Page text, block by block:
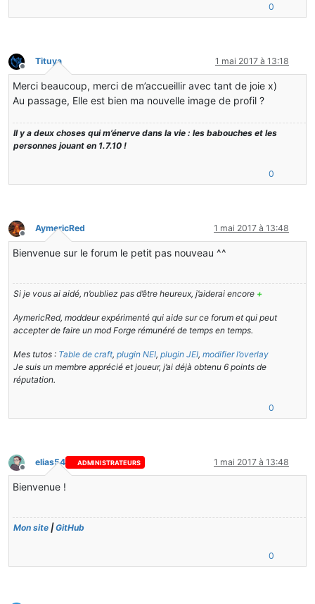
0
Hors-ligne
Tituya 1 mai 2017 à 13:18
Merci beaucoup, merci de m’accueillir avec tant de joie x)
Au passage, Elle est bien ma nouvelle image de profil ?
Il y a deux choses qui m’énerve dans la vie : les babouches et les
personnes jouant en 1.7.10 !
0
Hors-ligne
AymericRed 1 mai 2017 à 13:48
Bienvenue sur le forum le petit pas nouveau ^^
Si je vous ai aidé, n’oubliez pas d’être heureux, j’aiderai encore +
AymericRed, moddeur expérimenté qui aide sur ce forum et qui peut
accepter de faire un mod Forge rémunéré de temps en temps.
Mes tutos : Table de craft, plugin NEI, plugin JEI, modifier l’overlay
Je suis un membre apprécié et joueur, j’ai déjà obtenu 6 points de
réputation.
0
Hors-ligne
elias54 ADMINISTRATEURS 1 mai 2017 à 13:48
Bienvenue !
Mon site |GitHub
0